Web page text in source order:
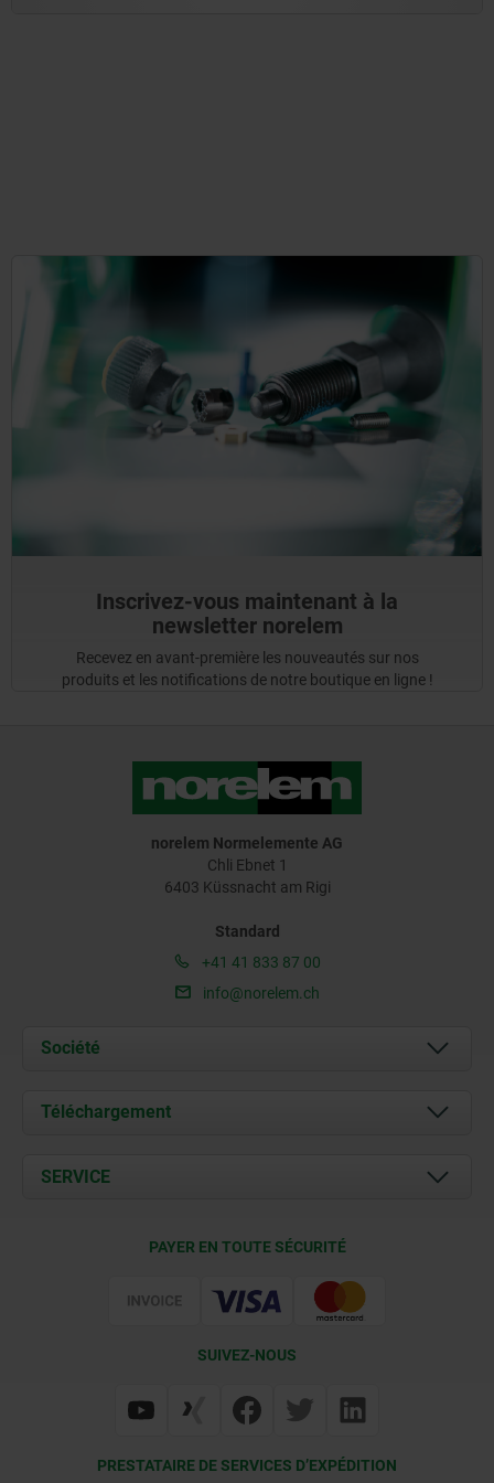
Inscrivez-vous maintenant à la
newsletter norelem
Recevez en avant-première les nouveautés sur nos
produits et les notifications de notre boutique en ligne !
norelem Normelemente AG
Chli Ebnet 1
6403 Küssnacht am Rigi
Standard
+41 41 833 87 00
info@norelem.ch
Société
À propos de nous
Contact
Téléchargement
Documents
SERVICE
PAYER EN TOUTE SÉCURITÉ
SUIVEZ-NOUS
PRESTATAIRE DE SERVICES D’EXPÉDITION